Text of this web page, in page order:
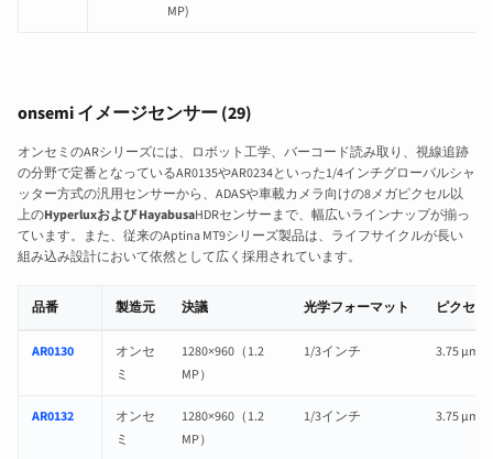
MP)
onsemi イメージセンサー (29)
オンセミのARシリーズには、ロボット工学、バーコード読み取り、視線追跡
の分野で定番となっているAR0135やAR0234といった1/4インチグローバルシャ
ッター方式の汎用センサーから、ADASや車載カメラ向けの8メガピクセル以
上のHyperluxおよびHayabusaHDRセンサーまで、幅広いラインナップが揃っ
ています。また、従来のAptina MT9シリーズ製品は、ライフサイクルが長い
組み込み設計において依然として広く採用されています。
onsemiのCMOSイメージセンサー：仕様およびレンズ互換性ページへのリンク
品番 製造元 決議 光学フォーマット ピクセ
AR0130
オンセ
ミ
1280×960（1.2
MP）
1/3インチ 3.75 µm
AR0132
オンセ
ミ
1280×960（1.2
MP）
1/3インチ 3.75 µm